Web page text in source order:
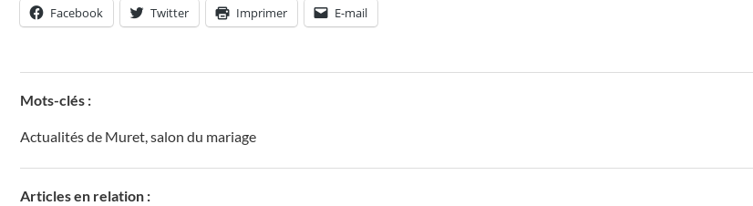
Facebook Twitter Imprimer E-mail
Mots-clés :
Actualités de Muret,salon du mariage
Articles en relation :